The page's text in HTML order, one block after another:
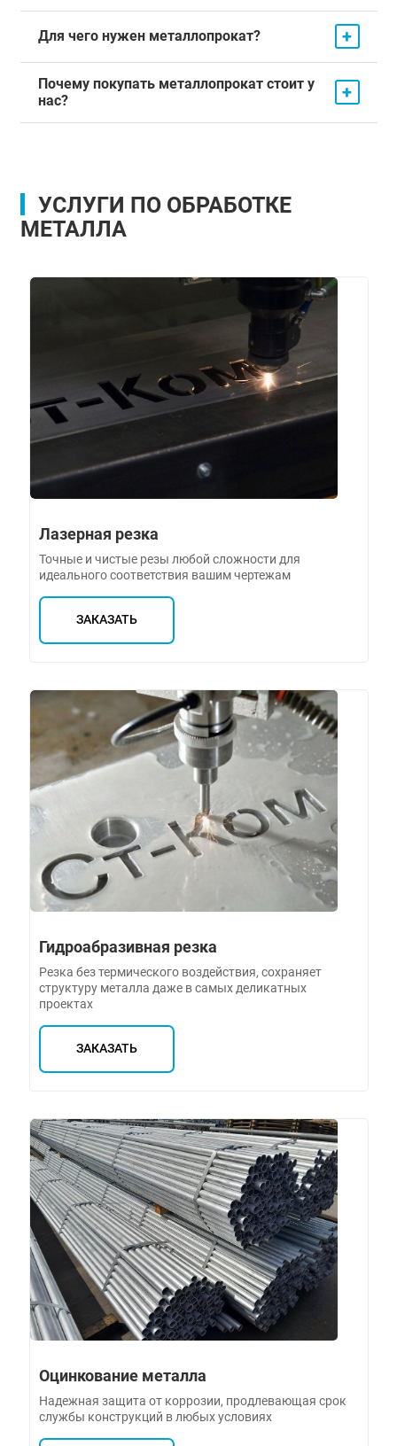
Для чего нужен металлопрокат? +
Почему покупать металлопрокат стоит у
нас?
+
УСЛУГИ ПО ОБРАБОТКЕ
МЕТАЛЛА
Лазерная резка
Точные и чистые резы любой сложности для
идеального соответствия вашим чертежам
ЗАКАЗАТЬ
Гидроабразивная резка
Резка без термического воздействия, сохраняет
структуру металла даже в самых деликатных
проектах
ЗАКАЗАТЬ
Оцинкование металла
Надежная защита от коррозии, продлевающая срок
службы конструкций в любых условиях